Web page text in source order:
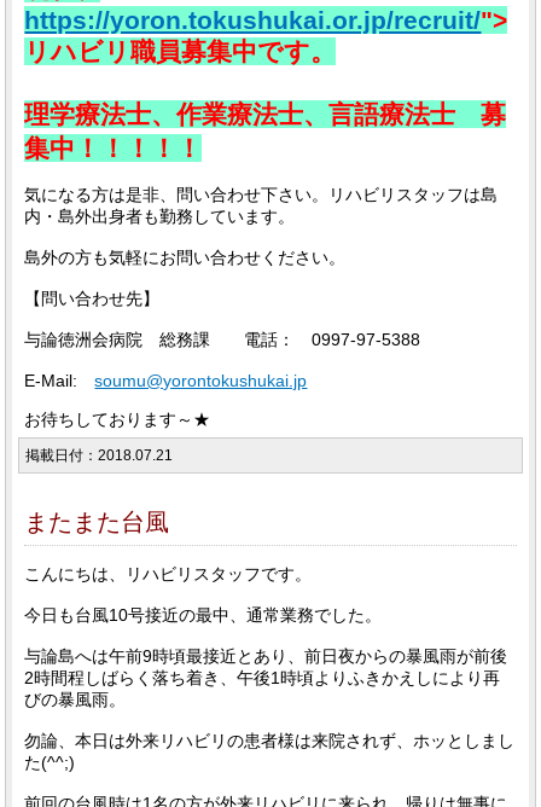
https://yoron.tokushukai.or.jp/recruit/">
リハビリ職員募集中です。
理学療法士、作業療法士、言語療法士 募
集中！！！！！
気になる方は是非、問い合わせ下さい。リハビリスタッフは島
内・島外出身者も勤務しています。
島外の方も気軽にお問い合わせください。
【問い合わせ先】
与論徳洲会病院 総務課 電話： 0997-97-5388
E-Mail:soumu@yorontokushukai.jp
お待ちしております～★
掲載日付：2018.07.21
またまた台風
こんにちは、リハビリスタッフです。
今日も台風10号接近の最中、通常業務でした。
与論島へは午前9時頃最接近とあり、前日夜からの暴風雨が前後
2時間程しばらく落ち着き、午後1時頃よりふきかえしにより再
びの暴風雨。
勿論、本日は外来リハビリの患者様は来院されず、ホッとしまし
た(^^;)